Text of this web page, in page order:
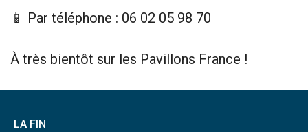
📱 Par téléphone : 06 02 05 98 70
À très bientôt sur les Pavillons France !
LA FIN